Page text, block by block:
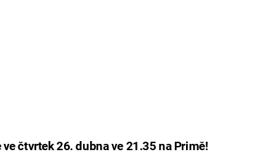
čtvrtek 26. dubna ve 21.35 na Primě!